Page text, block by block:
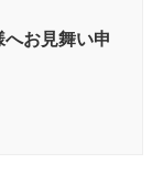
お見舞い申